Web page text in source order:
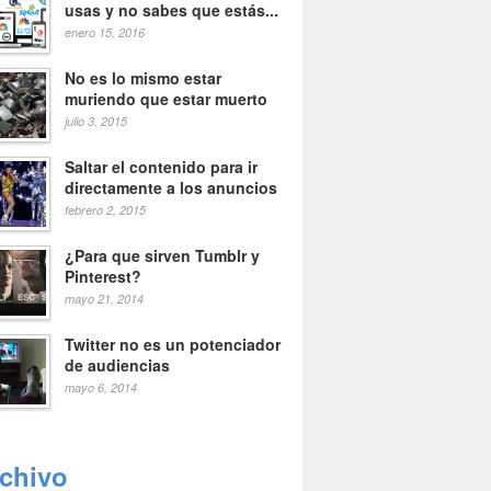
usas y no sabes que estás...
enero 15, 2016
No es lo mismo estar
muriendo que estar muerto
julio 3, 2015
Saltar el contenido para ir
directamente a los anuncios
febrero 2, 2015
¿Para que sirven Tumblr y
Pinterest?
mayo 21, 2014
Twitter no es un potenciador
de audiencias
mayo 6, 2014